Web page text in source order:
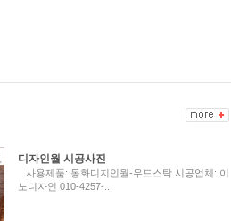
디자인월 시공사진
사용제품: 동화디지인월-우드스탁 시공업체: 이
노디자인 010-4257-...